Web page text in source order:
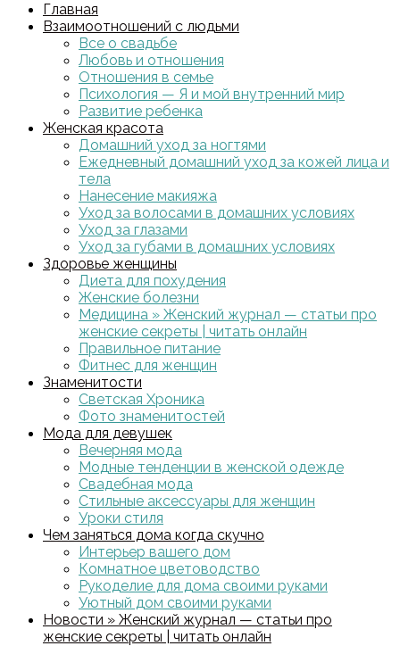
Главная
Взаимоотношений с людьми
Все о свадьбе
Любовь и отношения
Отношения в семье
Психология — Я и мой внутренний мир
Развитие ребенка
Женская красота
Домашний уход за ногтями
Ежедневный домашний уход за кожей лица и
тела
Нанесение макияжа
Уход за волосами в домашних условиях
Уход за глазами
Уход за губами в домашних условиях
Здоровье женщины
Диета для похудения
Женские болезни
Медицина » Женский журнал — статьи про
женские секреты | читать онлайн
Правильное питание
Фитнес для женщин
Знаменитости
Светская Хроника
Фото знаменитостей
Мода для девушек
Вечерняя мода
Модные тенденции в женской одежде
Свадебная мода
Стильные аксессуары для женщин
Уроки стиля
Чем заняться дома когда скучно
Интерьер вашего дом
Комнатное цветоводство
Рукоделие для дома своими руками
Уютный дом своими руками
Новости » Женский журнал — статьи про
женские секреты | читать онлайн